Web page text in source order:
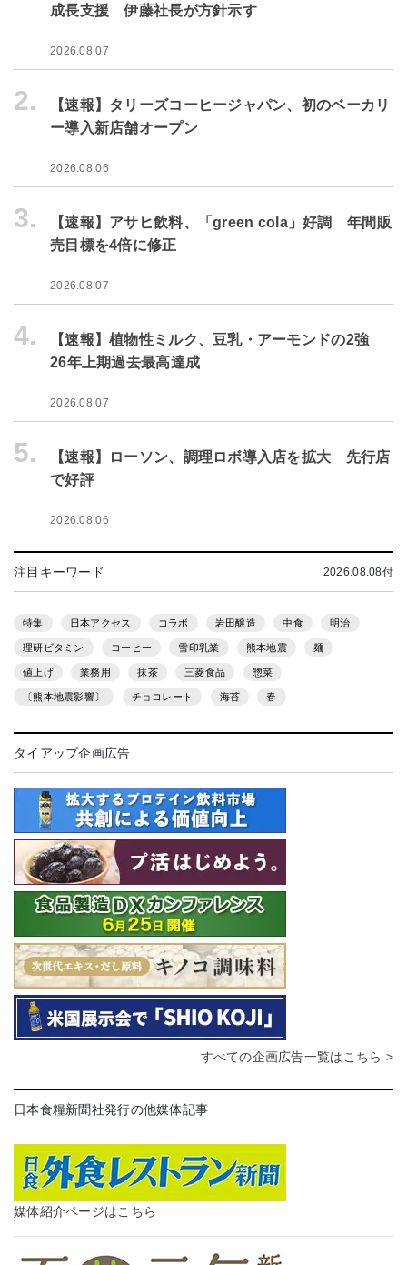
成長支援 伊藤社長が方針示す
2026.08.07
2.
【速報】タリーズコーヒージャパン、初のベーカリ
ー導入新店舗オープン
2026.08.06
3.
【速報】アサヒ飲料、「green cola」好調 年間販
売目標を4倍に修正
2026.08.07
4.
【速報】植物性ミルク、豆乳・アーモンドの2強
26年上期過去最高達成
2026.08.07
5.
【速報】ローソン、調理ロボ導入店を拡大 先行店
で好評
2026.08.06
注目キーワード 2026.08.08付
特集 日本アクセス コラボ 岩田醸造 中食 明治
理研ビタミン コーヒー 雪印乳業 熊本地震 麺
値上げ 業務用 抹茶 三菱食品 惣菜
〔熊本地震影響〕 チョコレート 海苔 春
タイアップ企画広告
すべての企画広告一覧はこちら >
日本食糧新聞社発行の他媒体記事
媒体紹介ページはこちら